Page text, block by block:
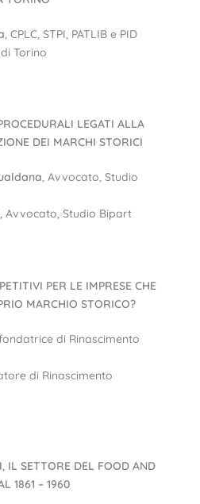
, CPLC, STPI, PATLIB e PID
Torino
LEGATI ALLA
DEI MARCHI STORICI
, Avvocato, Studio
, Avvocato, Studio Bipart
PER LE IMPRESE CHE
MARCHIO STORICO?
di Rinascimento
di Rinascimento
IL SETTORE DEL FOOD AND
1861 – 1960